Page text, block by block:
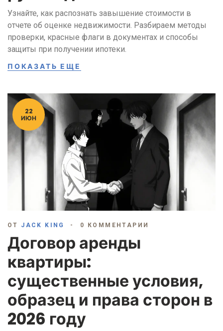
Узнайте, как распознать завышение стоимости в
отчете об оценке недвижимости. Разбираем методы
проверки, красные флаги в документах и способы
защиты при получении ипотеки.
ПОКАЗАТЬ ЕЩЕ
22
ИЮН
ОТ JACK KING 0 КОММЕНТАРИИ
Договор аренды
квартиры:
существенные условия,
образец и права сторон в
2026 году